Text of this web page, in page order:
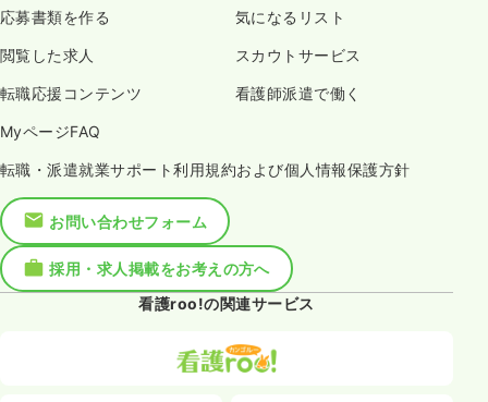
応募書類を作る 気になるリスト
閲覧した求人 スカウトサービス
転職応援コンテンツ 看護師派遣で働く
MyページFAQ
転職・派遣就業サポート利用規約および個人情報保護方針
お問い合わせフォーム
採用・求人掲載をお考えの方へ
看護roo!の関連サービス